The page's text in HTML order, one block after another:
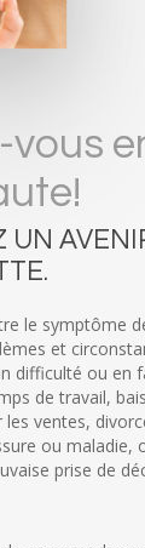
vous
UN
le symptôme
et
difficulté ou en
de travail,
ventes,
ou maladie,
prise de